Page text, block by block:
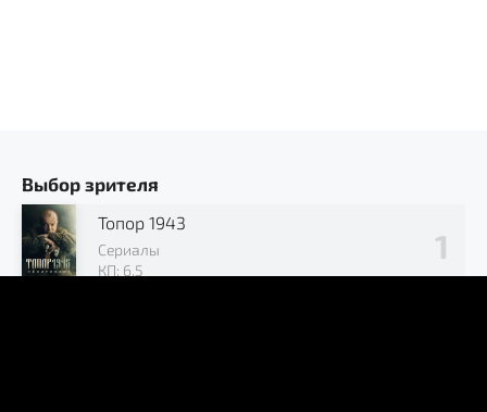
Выбор зрителя
Топор 1943
Сериалы
КП: 6.5